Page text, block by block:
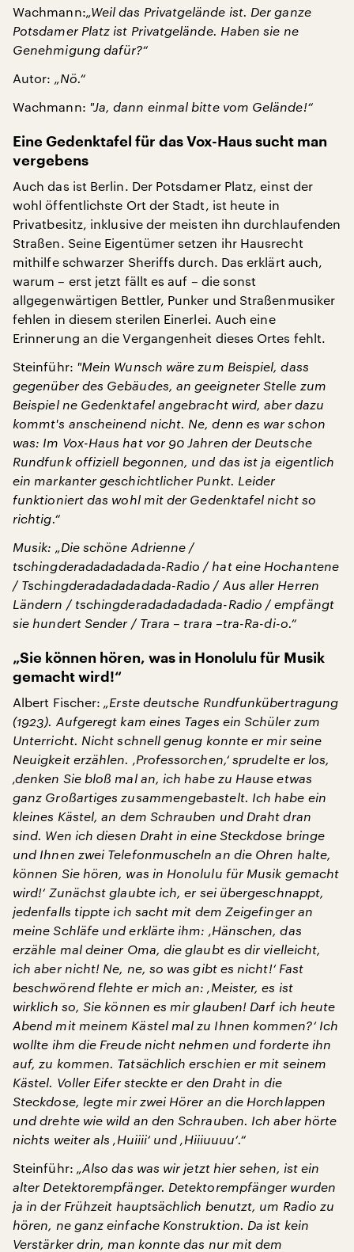
Wachmann:„Weil das Privatgelände ist. Der ganze
Potsdamer Platz ist Privatgelände. Haben sie ne
Genehmigung dafür?“
Autor: „Nö.“
Wachmann: "Ja, dann einmal bitte vom Gelände!“
Eine Gedenktafel für das Vox-Haus sucht man
vergebens
Auch das ist Berlin. Der Potsdamer Platz, einst der
wohl öffentlichste Ort der Stadt, ist heute in
Privatbesitz, inklusive der meisten ihn durchlaufenden
Straßen. Seine Eigentümer setzen ihr Hausrecht
mithilfe schwarzer Sheriffs durch. Das erklärt auch,
warum – erst jetzt fällt es auf – die sonst
allgegenwärtigen Bettler, Punker und Straßenmusiker
fehlen in diesem sterilen Einerlei. Auch eine
Erinnerung an die Vergangenheit dieses Ortes fehlt.
Steinführ: "Mein Wunsch wäre zum Beispiel, dass
gegenüber des Gebäudes, an geeigneter Stelle zum
Beispiel ne Gedenktafel angebracht wird, aber dazu
kommt's anscheinend nicht. Ne, denn es war schon
was: Im Vox-Haus hat vor 90 Jahren der Deutsche
Rundfunk offiziell begonnen, und das ist ja eigentlich
ein markanter geschichtlicher Punkt. Leider
funktioniert das wohl mit der Gedenktafel nicht so
richtig.“
Musik: „Die schöne Adrienne /
tschingderadadadadada-Radio / hat eine Hochantene
/ Tschingderadadadadada-Radio / Aus aller Herren
Ländern / tschingderadadadadada-Radio / empfängt
sie hundert Sender / Trara – trara –tra-Ra-di-o.“
„Sie können hören, was in Honolulu für Musik
gemacht wird!“
Albert Fischer: „Erste deutsche Rundfunkübertragung
(1923). Aufgeregt kam eines Tages ein Schüler zum
Unterricht. Nicht schnell genug konnte er mir seine
Neuigkeit erzählen. ‚Professorchen,‘ sprudelte er los,
‚denken Sie bloß mal an, ich habe zu Hause etwas
ganz Großartiges zusammengebastelt. Ich habe ein
kleines Kästel, an dem Schrauben und Draht dran
sind. Wen ich diesen Draht in eine Steckdose bringe
und Ihnen zwei Telefonmuscheln an die Ohren halte,
können Sie hören, was in Honolulu für Musik gemacht
wird!‘ Zunächst glaubte ich, er sei übergeschnappt,
jedenfalls tippte ich sacht mit dem Zeigefinger an
meine Schläfe und erklärte ihm: ‚Hänschen, das
erzähle mal deiner Oma, die glaubt es dir vielleicht,
ich aber nicht! Ne, ne, so was gibt es nicht!‘ Fast
beschwörend flehte er mich an: ‚Meister, es ist
wirklich so, Sie können es mir glauben! Darf ich heute
Abend mit meinem Kästel mal zu Ihnen kommen?‘ Ich
wollte ihm die Freude nicht nehmen und forderte ihn
auf, zu kommen. Tatsächlich erschien er mit seinem
Kästel. Voller Eifer steckte er den Draht in die
Steckdose, legte mir zwei Hörer an die Horchlappen
und drehte wie wild an den Schrauben. Ich aber hörte
nichts weiter als ‚Huiiii‘ und ‚Hiiiuuuu‘.“
Steinführ: „Also das was wir jetzt hier sehen, ist ein
alter Detektorempfänger. Detektorempfänger wurden
ja in der Frühzeit hauptsächlich benutzt, um Radio zu
hören, ne ganz einfache Konstruktion. Da ist kein
Verstärker drin, man konnte das nur mit dem